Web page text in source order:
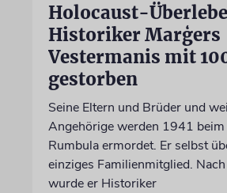
Holocaust-
Historiker Marģers
Vestermanis mit
gestorben
Seine Eltern und Brüder und
Angehörige werden 1941 beim
Rumbula ermordet. Er selbst
einziges Familienmitglied.
wurde er Historiker